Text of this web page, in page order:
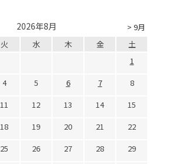
> 9月
2026年8月
火 水 木 金
土
1
4 5 6 7
8
11 12 13 14
15
18 19 20 21
22
25 26 27 28
29